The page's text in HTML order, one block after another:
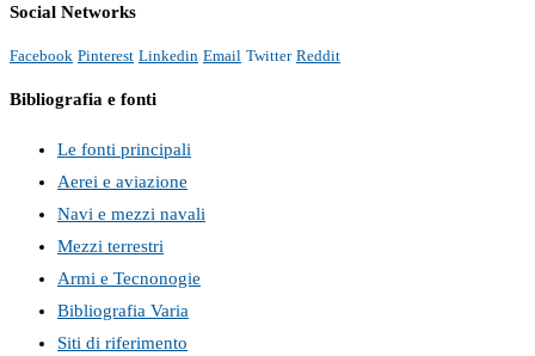
Social Networks
Facebook Pinterest Linkedin Email Twitter Reddit
Bibliografia e fonti
Le fonti principali
Aerei e aviazione
Navi e mezzi navali
Mezzi terrestri
Armi e Tecnonogie
Bibliografia Varia
Siti di riferimento